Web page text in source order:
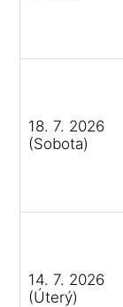
18. 7. 2026
(Sobota)
14. 7. 2026
(Úterý)